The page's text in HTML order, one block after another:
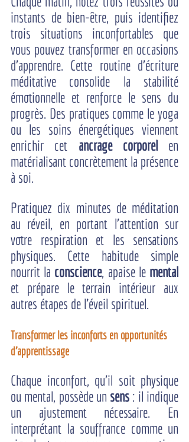
instants de bien-être, puis identifiez
trois situations inconfortables que
vous pouvez transformer en occasions
d’apprendre. Cette routine d’écriture
méditative consolide la stabilité
émotionnelle et renforce le sens du
progrès. Des pratiques comme le yoga
ou les soins énergétiques viennent
enrichir cet ancrage corporel en
matérialisant concrètement la présence
à soi.
Pratiquez dix minutes de méditation
au réveil, en portant l’attention sur
votre respiration et les sensations
physiques. Cette habitude simple
nourrit la conscience, apaise le mental
et prépare le terrain intérieur aux
autres étapes de l'éveil spirituel.
Transformer les inconforts en opportunités
d'apprentissage
Chaque inconfort, qu’il soit physique
ou mental, possède un sens : il indique
un ajustement nécessaire. En
interprétant la souffrance comme un